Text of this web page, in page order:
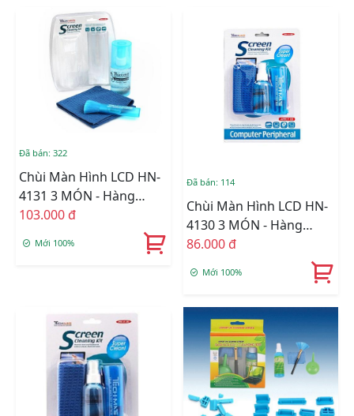
Đã bán: 322
Chùi Màn Hình LCD HN-
4131 3 MÓN - Hàng
Nhập Khẩu
103.000 đ
Mới 100%
Đã bán: 114
Chùi Màn Hình LCD HN-
4130 3 MÓN - Hàng
Nhập Khẩu
86.000 đ
Mới 100%